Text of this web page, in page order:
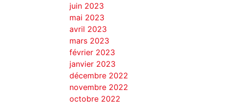
juin 2023
mai 2023
avril 2023
mars 2023
février 2023
janvier 2023
décembre 2022
novembre 2022
octobre 2022